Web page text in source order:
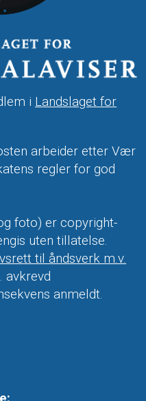
i Landslaget for
arbeider etter Vær
regler for god
foto) er copyright-
uten tillatelse.
til åndsverk m.v.
avkrevd
anmeldt.